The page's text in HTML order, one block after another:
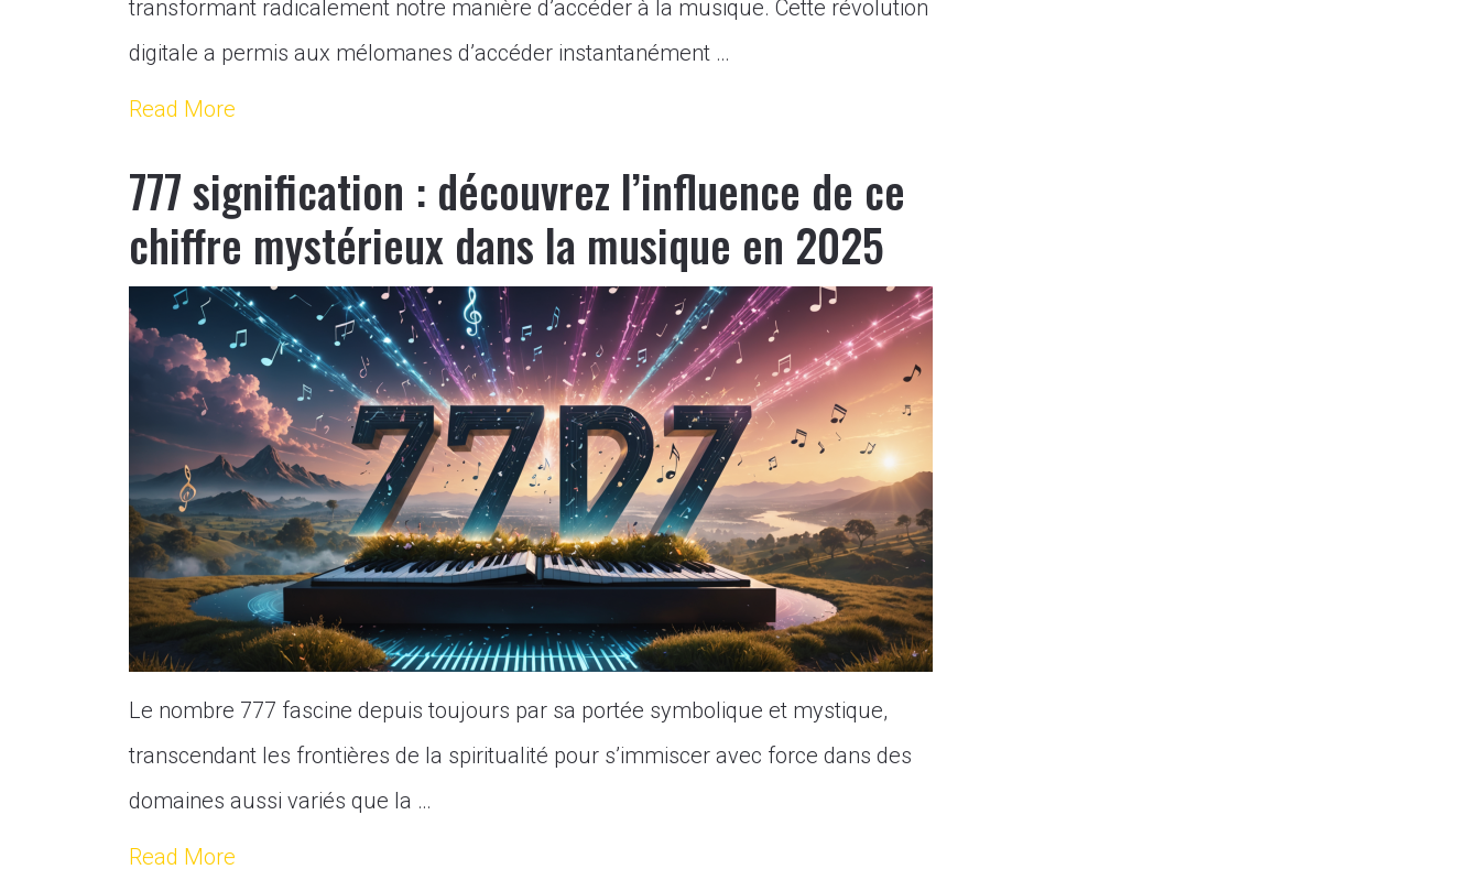
transformant radicalement notre manière d’accéder à la musique. Cette révolution
digitale a permis aux mélomanes d’accéder instantanément …
Read More
777 signification : découvrez l’influence de ce
chiffre mystérieux dans la musique en 2025
Le nombre 777 fascine depuis toujours par sa portée symbolique et mystique,
transcendant les frontières de la spiritualité pour s’immiscer avec force dans des
domaines aussi variés que la …
Read More